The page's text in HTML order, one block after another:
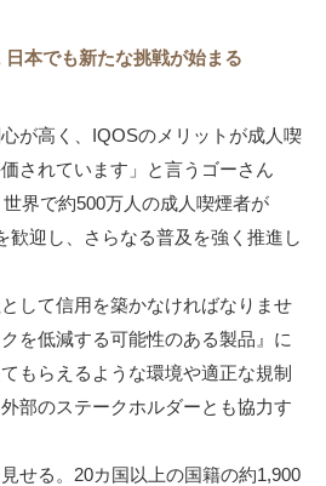
本でも新たな挑戦が始まる
心が高く、IQOSのメリットが成人喫
されています」と言うゴーさん
界で約500万人の成人喫煙者が
歓迎し、さらなる普及を強く推進し
として信用を築かなければなりませ
を低減する可能性のある製品』に
もらえるような環境や適正な規制
部のステークホルダーとも協力す
せる。20カ国以上の国籍の約1,900